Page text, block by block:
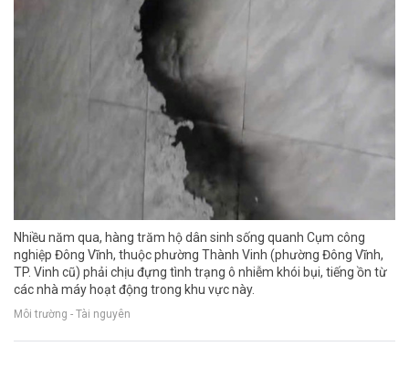
Nhiều năm qua, hàng trăm hộ dân sinh sống quanh Cụm công
nghiệp Đông Vĩnh, thuộc phường Thành Vinh (phường Đông Vĩnh,
TP. Vinh cũ) phải chịu đựng tình trạng ô nhiễm khói bụi, tiếng ồn từ
các nhà máy hoạt động trong khu vực này.
Môi trường - Tài nguyên